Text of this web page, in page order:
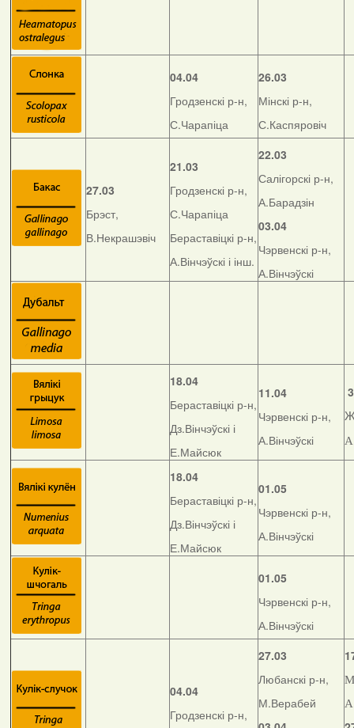
04.04
Гродзенскі р-н,
С.Чарапіца
26.03
Мінскі р-н,
С.Каспяровіч
27.03
Брэст,
В.Некрашэвіч
21.03
Гродзенскі р-н,
С.Чарапіца
Бераставіцкі р-н,
А.Вінчэўскі і інш.
22.03
Салігорскі р-н,
А.Барадзін
03.04
Чэрвенскі р-н,
А.Вінчэўскі
18.04
Бераставіцкі р-н,
Дз.Вінчэўскі і
Е.Майсюк
11.04
Чэрвенскі р-н,
А.Вінчэўскі
18.04
Бераставіцкі р-н,
Дз.Вінчэўскі і
Е.Майсюк
01.05
Чэрвенскі р-н,
А.Вінчэўскі
01.05
Чэрвенскі р-н,
А.Вінчэўскі
04.04
Гродзенскі р-н,
27.03
Любанскі р-н,
М.Верабей